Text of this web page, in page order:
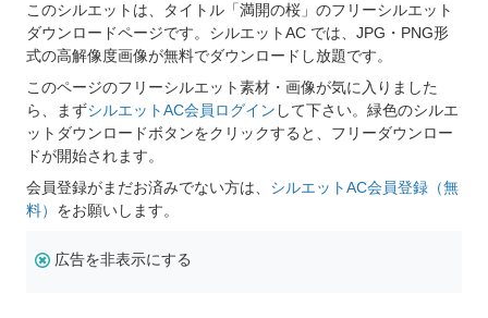
このシルエットは、タイトル「満開の桜」のフリーシルエット
ダウンロードページです。シルエットAC では、JPG・PNG形
式の高解像度画像が無料でダウンロードし放題です。
このページのフリーシルエット素材・画像が気に入りました
ら、まずシルエットAC会員ログイン して下さい。緑色のシルエ
ットダウンロードボタンをクリックすると、フリーダウンロー
ドが開始されます。
会員登録がまだお済みでない方は、 シルエットAC会員登録（無
料） をお願いします。
広告を非表示にする